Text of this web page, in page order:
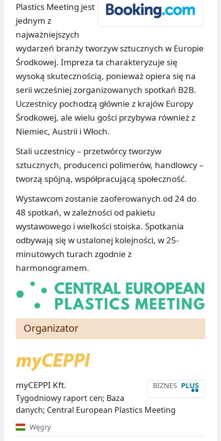
Plastics Meeting jest
jednym z
najważniejszych
wydarzeń branży tworzyw sztucznych w Europie
Środkowej. Impreza ta charakteryzuje się
wysoką skutecznością, ponieważ opiera się na
serii wcześniej zorganizowanych spotkań B2B.
Uczestnicy pochodzą głównie z krajów Europy
Środkowej, ale wielu gości przybywa również z
Niemiec, Austrii i Włoch.
Stali uczestnicy – przetwórcy tworzyw
sztucznych, producenci polimerów, handlowcy –
tworzą spójną, współpracującą społeczność.
Wystawcom zostanie zaoferowanych od 24 do
48 spotkań, w zależności od pakietu
wystawowego i wielkości stoiska. Spotkania
odbywają się w ustalonej kolejności, w 25-
minutowych turach zgodnie z
harmonogramem.
Organizator
BIZNES PLUS
••
myCEPPI Kft.
Tygodniowy raport cen; Baza
danych; Central European Plastics Meeting
Węgry